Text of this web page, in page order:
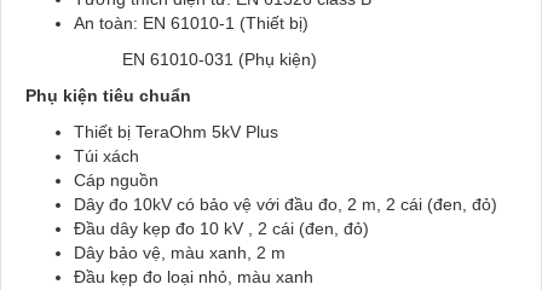
An toàn: EN 61010-1 (Thiết bị)
EN 61010-031 (Phụ kiện)
Phụ kiện tiêu chuẩn
Thiết bị TeraOhm 5kV Plus
Túi xách
Cáp nguồn
Dây đo 10kV có bảo vệ với đầu đo, 2 m, 2 cái (đen, đỏ)
Đầu dây kẹp đo 10 kV , 2 cái (đen, đỏ)
Dây bảo vệ, màu xanh, 2 m
Đầu kẹp đo loại nhỏ, màu xanh